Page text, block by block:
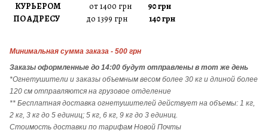
КУРЬЕРОМ от 1400 грн 90 грн
ПО АДРЕСУ до 1399 грн 140 грн
Минимальная сумма заказа - 500 грн
Заказы оформленные до 14:00 будут отправлены в тот же день
*Огнетушители и заказы объемным весом более 30 кг и длиной более
120 см отправляются на грузовое отделение
** Бесплатная доставка огнетушителей действует на объемы: 1 кг,
2 кг, 3 кг до 5 единиц; 5 кг, 6 кг, 9 кг до 3 единиц.
Стоимость доставки по тарифам Новой Почты